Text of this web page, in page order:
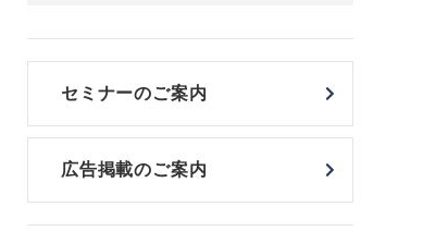
セミナーのご案内
広告掲載のご案内